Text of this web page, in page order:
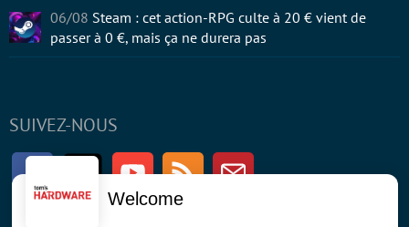
SUIVEZ-NOUS
FacebookTwitter Youtube RSS Newsletter
06/08 Steam : cet action-RPG culte à 20 € vient de
passer à 0 €, mais ça ne durera pas
Welcome